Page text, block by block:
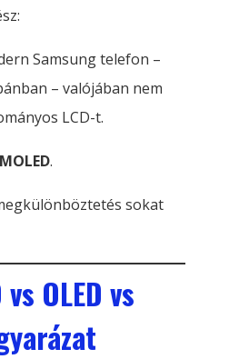
Samsung telefon –
– valójában nem
LCD-t.
.
sokat
vs OLED vs